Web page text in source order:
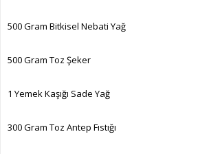
500 Gram Bitkisel Nebati Yağ
500 Gram Toz Şeker
1 Yemek Kaşığı Sade Yağ
300 Gram Toz Antep Fıstığı